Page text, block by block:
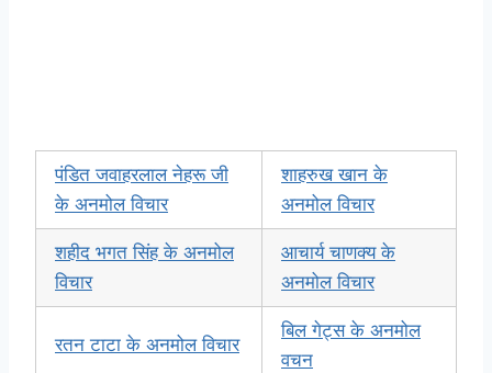
पंडित जवाहरलाल नेहरू जी
के अनमोल विचार
शाहरुख खान के
अनमोल विचार
शहीद भगत सिंह के अनमोल
विचार
आचार्य चाणक्य के
अनमोल विचार
रतन टाटा के अनमोल विचार
बिल गेट्स के अनमोल
वचन